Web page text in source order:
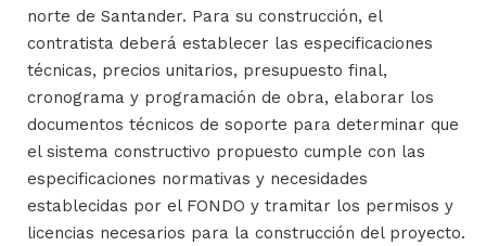
norte de Santander. Para su construcción, el
contratista deberá establecer las especificaciones
técnicas, precios unitarios, presupuesto final,
cronograma y programación de obra, elaborar los
documentos técnicos de soporte para determinar que
el sistema constructivo propuesto cumple con las
especificaciones normativas y necesidades
establecidas por el FONDO y tramitar los permisos y
licencias necesarios para la construcción del proyecto.